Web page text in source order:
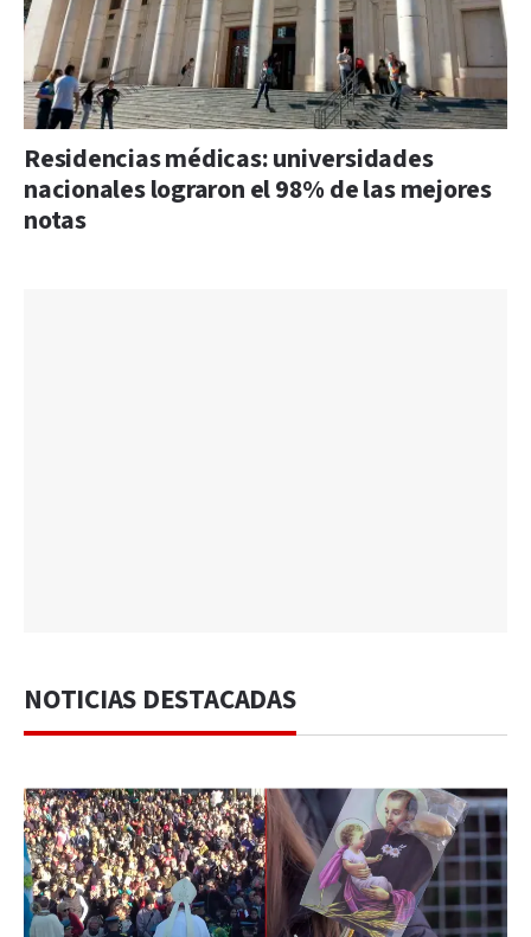
Residencias médicas: universidades
nacionales lograron el 98% de las mejores
notas
NOTICIAS DESTACADAS